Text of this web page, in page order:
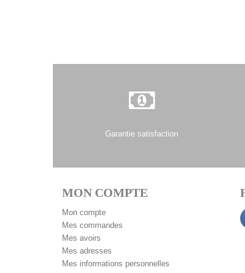
Garantie satisfaction
MON COMPTE
Mon compte
Mes commandes
Mes avoirs
Mes adresses
Mes informations personnelles